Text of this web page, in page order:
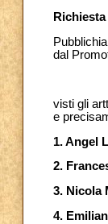
dal
visti gli
e
1. Angel
2.
3. Nicola
4.